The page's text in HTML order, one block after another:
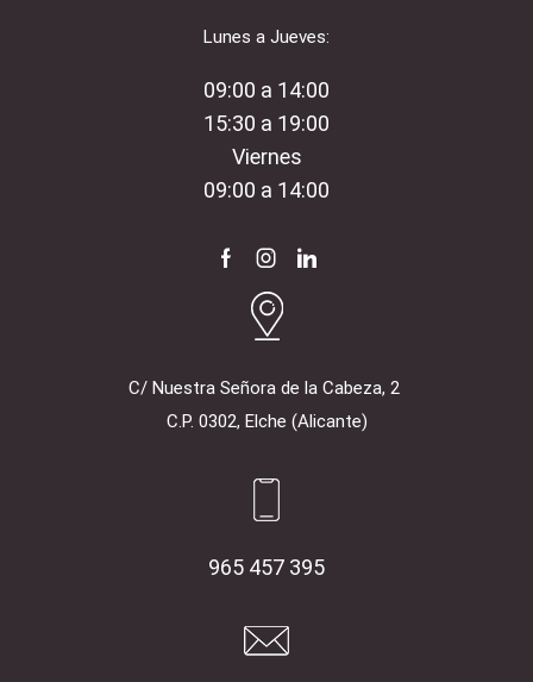
Lunes a Jueves:
09:00 a 14:00
15:30 a 19:00
Viernes
09:00 a 14:00
Facebook
Instagram
Linkedin
C/ Nuestra Señora de la Cabeza, 2
C.P. 0302, Elche (Alicante)
965 457 395